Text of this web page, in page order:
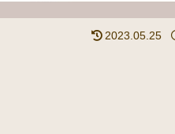
2023.05.25